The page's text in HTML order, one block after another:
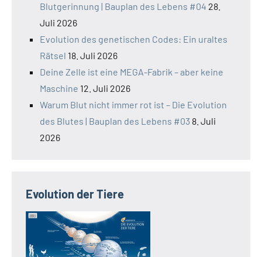
Blutgerinnung | Bauplan des Lebens #04 28.
Juli 2026
Evolution des genetischen Codes: Ein uraltes
Rätsel 18. Juli 2026
Deine Zelle ist eine MEGA-Fabrik – aber keine
Maschine 12. Juli 2026
Warum Blut nicht immer rot ist – Die Evolution
des Blutes | Bauplan des Lebens #03 8. Juli
2026
Evolution der Tiere